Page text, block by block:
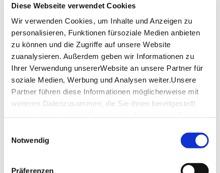
Diese Webseite verwendet Cookies
Wir verwenden Cookies, um Inhalte und Anzeigen zu
personalisieren, Funktionen fürsoziale Medien anbieten
zu können und die Zugriffe auf unsere Website
zuanalysieren. Außerdem geben wir Informationen zu
Ihrer Verwendung unsererWebsite an unsere Partner für
soziale Medien, Werbung und Analysen weiter.Unsere
Partner führen diese Informationen möglicherweise mit
weiteren Datenzusammen, die Sie ihnen bereitgestellt
Impressum
Notwendig
Präferenzen
Hauptstraße 20
73342 Bad Ditzenbach
Telefon:+49 (0) 7334 960 11
Mail:
touristinfo@rbadditzenbach.de
Website:www.bad-ditzenbach.de
Planen Sie Ihre Anreise
Deutsche Bahn AG
Google Maps